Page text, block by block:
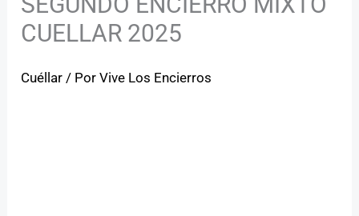
CUELLAR 2025
Cuéllar / PorVive Los Encierros